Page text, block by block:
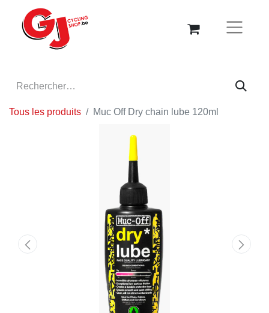
Tous les produits Muc Off Dry chain lube 120ml